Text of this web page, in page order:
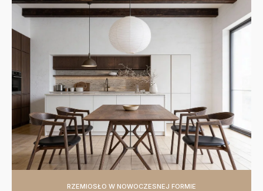
RZEMIOSŁO W NOWOCZESNEJ FORMIE